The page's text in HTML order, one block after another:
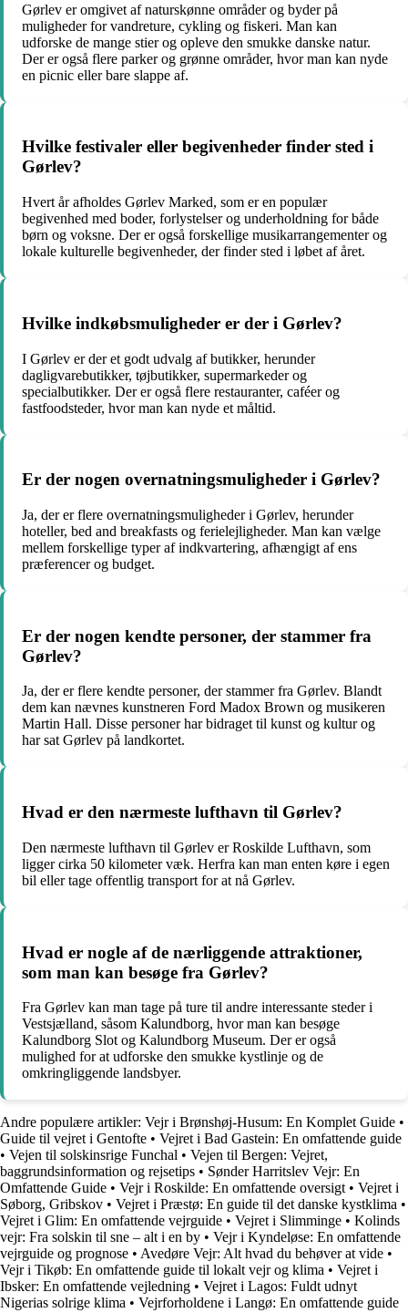
Gørlev er omgivet af naturskønne områder og byder på
muligheder for vandreture, cykling og fiskeri. Man kan
udforske de mange stier og opleve den smukke danske natur.
Der er også flere parker og grønne områder, hvor man kan nyde
en picnic eller bare slappe af.
Hvilke festivaler eller begivenheder finder sted i
Gørlev?
Hvert år afholdes Gørlev Marked, som er en populær
begivenhed med boder, forlystelser og underholdning for både
børn og voksne. Der er også forskellige musikarrangementer og
lokale kulturelle begivenheder, der finder sted i løbet af året.
Hvilke indkøbsmuligheder er der i Gørlev?
I Gørlev er der et godt udvalg af butikker, herunder
dagligvarebutikker, tøjbutikker, supermarkeder og
specialbutikker. Der er også flere restauranter, caféer og
fastfoodsteder, hvor man kan nyde et måltid.
Er der nogen overnatningsmuligheder i Gørlev?
Ja, der er flere overnatningsmuligheder i Gørlev, herunder
hoteller, bed and breakfasts og ferielejligheder. Man kan vælge
mellem forskellige typer af indkvartering, afhængigt af ens
præferencer og budget.
Er der nogen kendte personer, der stammer fra
Gørlev?
Ja, der er flere kendte personer, der stammer fra Gørlev. Blandt
dem kan nævnes kunstneren Ford Madox Brown og musikeren
Martin Hall. Disse personer har bidraget til kunst og kultur og
har sat Gørlev på landkortet.
Hvad er den nærmeste lufthavn til Gørlev?
Den nærmeste lufthavn til Gørlev er Roskilde Lufthavn, som
ligger cirka 50 kilometer væk. Herfra kan man enten køre i egen
bil eller tage offentlig transport for at nå Gørlev.
Hvad er nogle af de nærliggende attraktioner,
som man kan besøge fra Gørlev?
Fra Gørlev kan man tage på ture til andre interessante steder i
Vestsjælland, såsom Kalundborg, hvor man kan besøge
Kalundborg Slot og Kalundborg Museum. Der er også
mulighed for at udforske den smukke kystlinje og de
omkringliggende landsbyer.
Andre populære artikler: Vejr i Brønshøj-Husum: En Komplet Guide •
Guide til vejret i Gentofte • Vejret i Bad Gastein: En omfattende guide
• Vejen til solskinsrige Funchal • Vejen til Bergen: Vejret,
baggrundsinformation og rejsetips • Sønder Harritslev Vejr: En
Omfattende Guide • Vejr i Roskilde: En omfattende oversigt • Vejret i
Søborg, Gribskov • Vejret i Præstø: En guide til det danske kystklima •
Vejret i Glim: En omfattende vejrguide • Vejret i Slimminge • Kolinds
vejr: Fra solskin til sne – alt i en by • Vejr i Kyndeløse: En omfattende
vejrguide og prognose • Avedøre Vejr: Alt hvad du behøver at vide •
Vejr i Tikøb: En omfattende guide til lokalt vejr og klima • Vejret i
Ibsker: En omfattende vejledning • Vejret i Lagos: Fuldt udnyt
Nigerias solrige klima • Vejrforholdene i Langø: En omfattende guide